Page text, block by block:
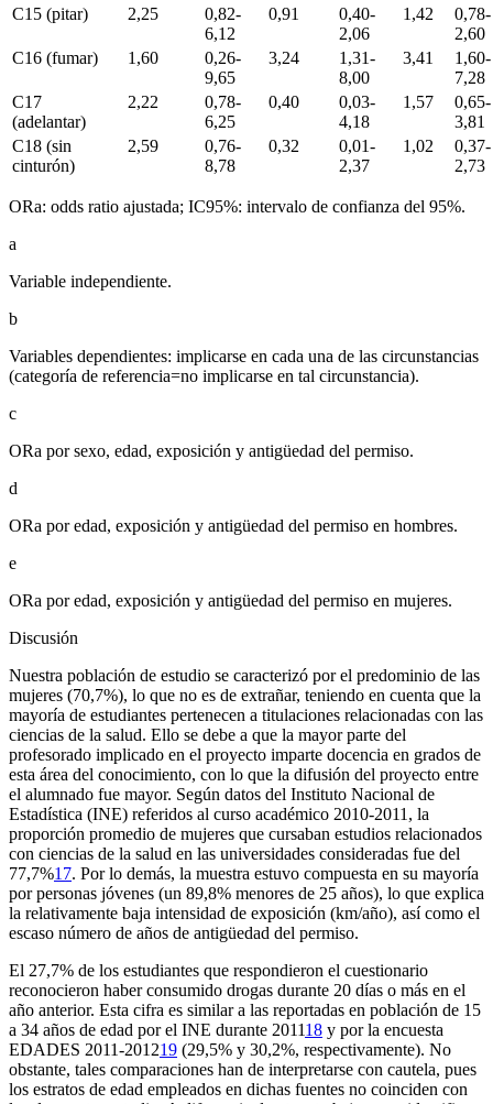
C15 (pitar)
2,25
0,82-
6,12
0,91
0,40-
2,06
1,42
0,78-
2,60
C16 (fumar)
1,60
0,26-
9,65
3,24
1,31-
8,00
3,41
1,60-
7,28
C17
(adelantar)
2,22
0,78-
6,25
0,40
0,03-
4,18
1,57
0,65-
3,81
C18 (sin
cinturón)
2,59
0,76-
8,78
0,32
0,01-
2,37
1,02
0,37-
2,73
ORa: odds ratio ajustada; IC95%: intervalo de confianza del 95%.
a
Variable independiente.
b
Variables dependientes: implicarse en cada una de las circunstancias
(categoría de referencia=no implicarse en tal circunstancia).
c
ORa por sexo, edad, exposición y antigüedad del permiso.
d
ORa por edad, exposición y antigüedad del permiso en hombres.
e
ORa por edad, exposición y antigüedad del permiso en mujeres.
Discusión
Nuestra población de estudio se caracterizó por el predominio de las
mujeres (70,7%), lo que no es de extrañar, teniendo en cuenta que la
mayoría de estudiantes pertenecen a titulaciones relacionadas con las
ciencias de la salud. Ello se debe a que la mayor parte del
profesorado implicado en el proyecto imparte docencia en grados de
esta área del conocimiento, con lo que la difusión del proyecto entre
el alumnado fue mayor. Según datos del Instituto Nacional de
Estadística (INE) referidos al curso académico 2010-2011, la
proporción promedio de mujeres que cursaban estudios relacionados
con ciencias de la salud en las universidades consideradas fue del
77,7%17. Por lo demás, la muestra estuvo compuesta en su mayoría
por personas jóvenes (un 89,8% menores de 25 años), lo que explica
la relativamente baja intensidad de exposición (km/año), así como el
escaso número de años de antigüedad del permiso.
El 27,7% de los estudiantes que respondieron el cuestionario
reconocieron haber consumido drogas durante 20 días o más en el
año anterior. Esta cifra es similar a las reportadas en población de 15
a 34 años de edad por el INE durante 201118 y por la encuesta
EDADES 2011-201219 (29,5% y 30,2%, respectivamente). No
obstante, tales comparaciones han de interpretarse con cautela, pues
los estratos de edad empleados en dichas fuentes no coinciden con